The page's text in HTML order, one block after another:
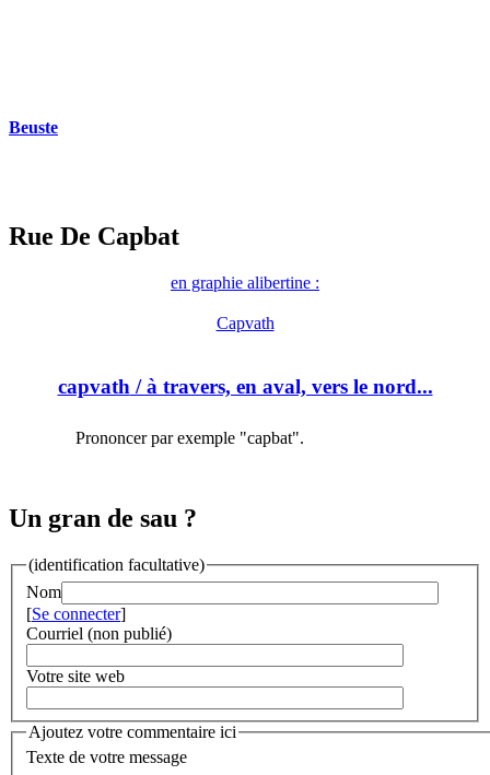
Beuste
Rue De Capbat
en graphie alibertine :
Capvath
capvath / à travers, en aval, vers le nord...
Prononcer par exemple "capbat".
Un gran de sau ?
(identification facultative)
Nom
[Se connecter]
Courriel (non publié)
Votre site web
Ajoutez votre commentaire ici
Texte de votre message